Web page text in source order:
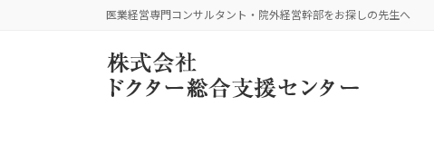
医業経営専門コンサルタント・院外経営幹部をお探しの先生へ